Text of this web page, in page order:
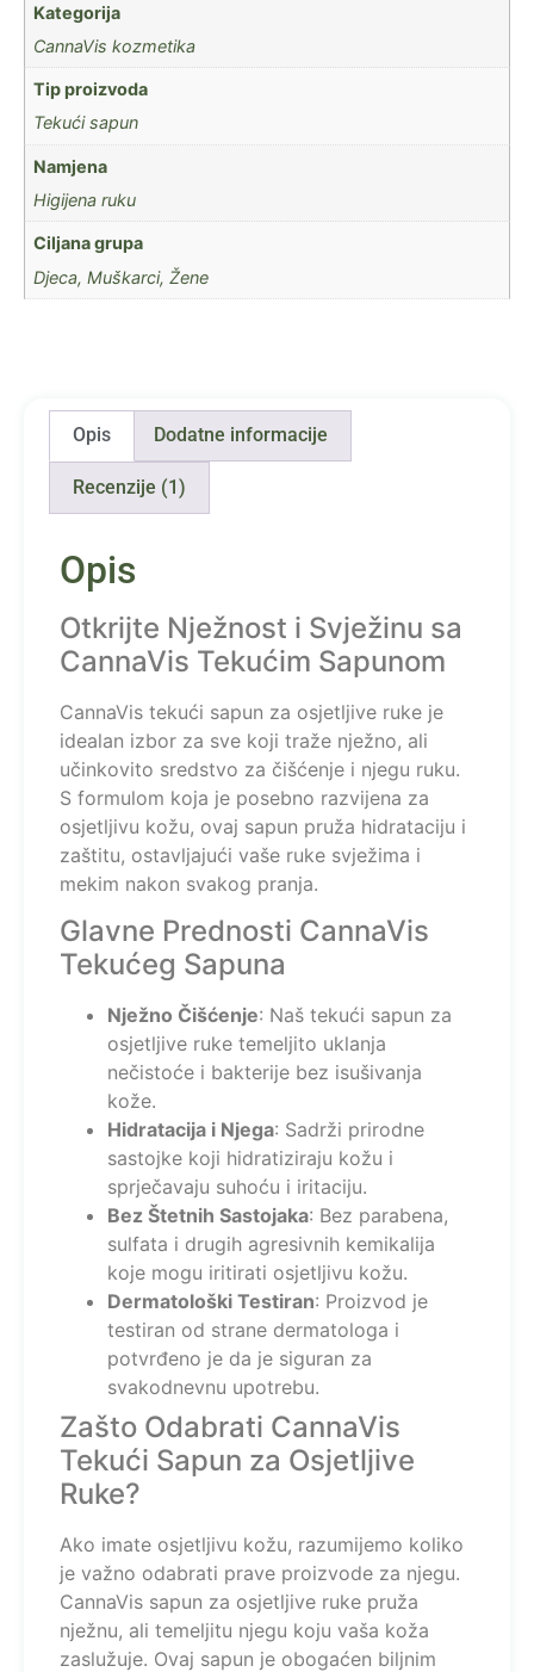
Kategorija
CannaVis kozmetika
Tip proizvoda
Tekući sapun
Namjena
Higijena ruku
Ciljana grupa
Djeca, Muškarci, Žene
Opis Dodatne informacije
Recenzije (1)
Opis
Otkrijte Nježnost i Svježinu sa
CannaVis Tekućim Sapunom
CannaVis tekući sapun za osjetljive ruke je
idealan izbor za sve koji traže nježno, ali
učinkovito sredstvo za čišćenje i njegu ruku.
S formulom koja je posebno razvijena za
osjetljivu kožu, ovaj sapun pruža hidrataciju i
zaštitu, ostavljajući vaše ruke svježima i
mekim nakon svakog pranja.
Glavne Prednosti CannaVis
Tekućeg Sapuna
Nježno Čišćenje: Naš tekući sapun za
osjetljive ruke temeljito uklanja
nečistoće i bakterije bez isušivanja
kože.
Hidratacija i Njega: Sadrži prirodne
sastojke koji hidratiziraju kožu i
sprječavaju suhoću i iritaciju.
Bez Štetnih Sastojaka: Bez parabena,
sulfata i drugih agresivnih kemikalija
koje mogu iritirati osjetljivu kožu.
Dermatološki Testiran: Proizvod je
testiran od strane dermatologa i
potvrđeno je da je siguran za
svakodnevnu upotrebu.
Zašto Odabrati CannaVis
Tekući Sapun za Osjetljive
Ruke?
Ako imate osjetljivu kožu, razumijemo koliko
je važno odabrati prave proizvode za njegu.
CannaVis sapun za osjetljive ruke pruža
nježnu, ali temeljitu njegu koju vaša koža
zaslužuje. Ovaj sapun je obogaćen biljnim